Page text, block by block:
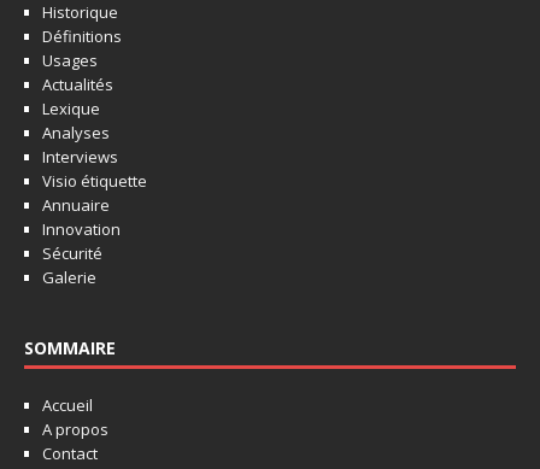
Historique
Définitions
Usages
Actualités
Lexique
Analyses
Interviews
Visio étiquette
Annuaire
Innovation
Sécurité
Galerie
SOMMAIRE
Accueil
A propos
Contact